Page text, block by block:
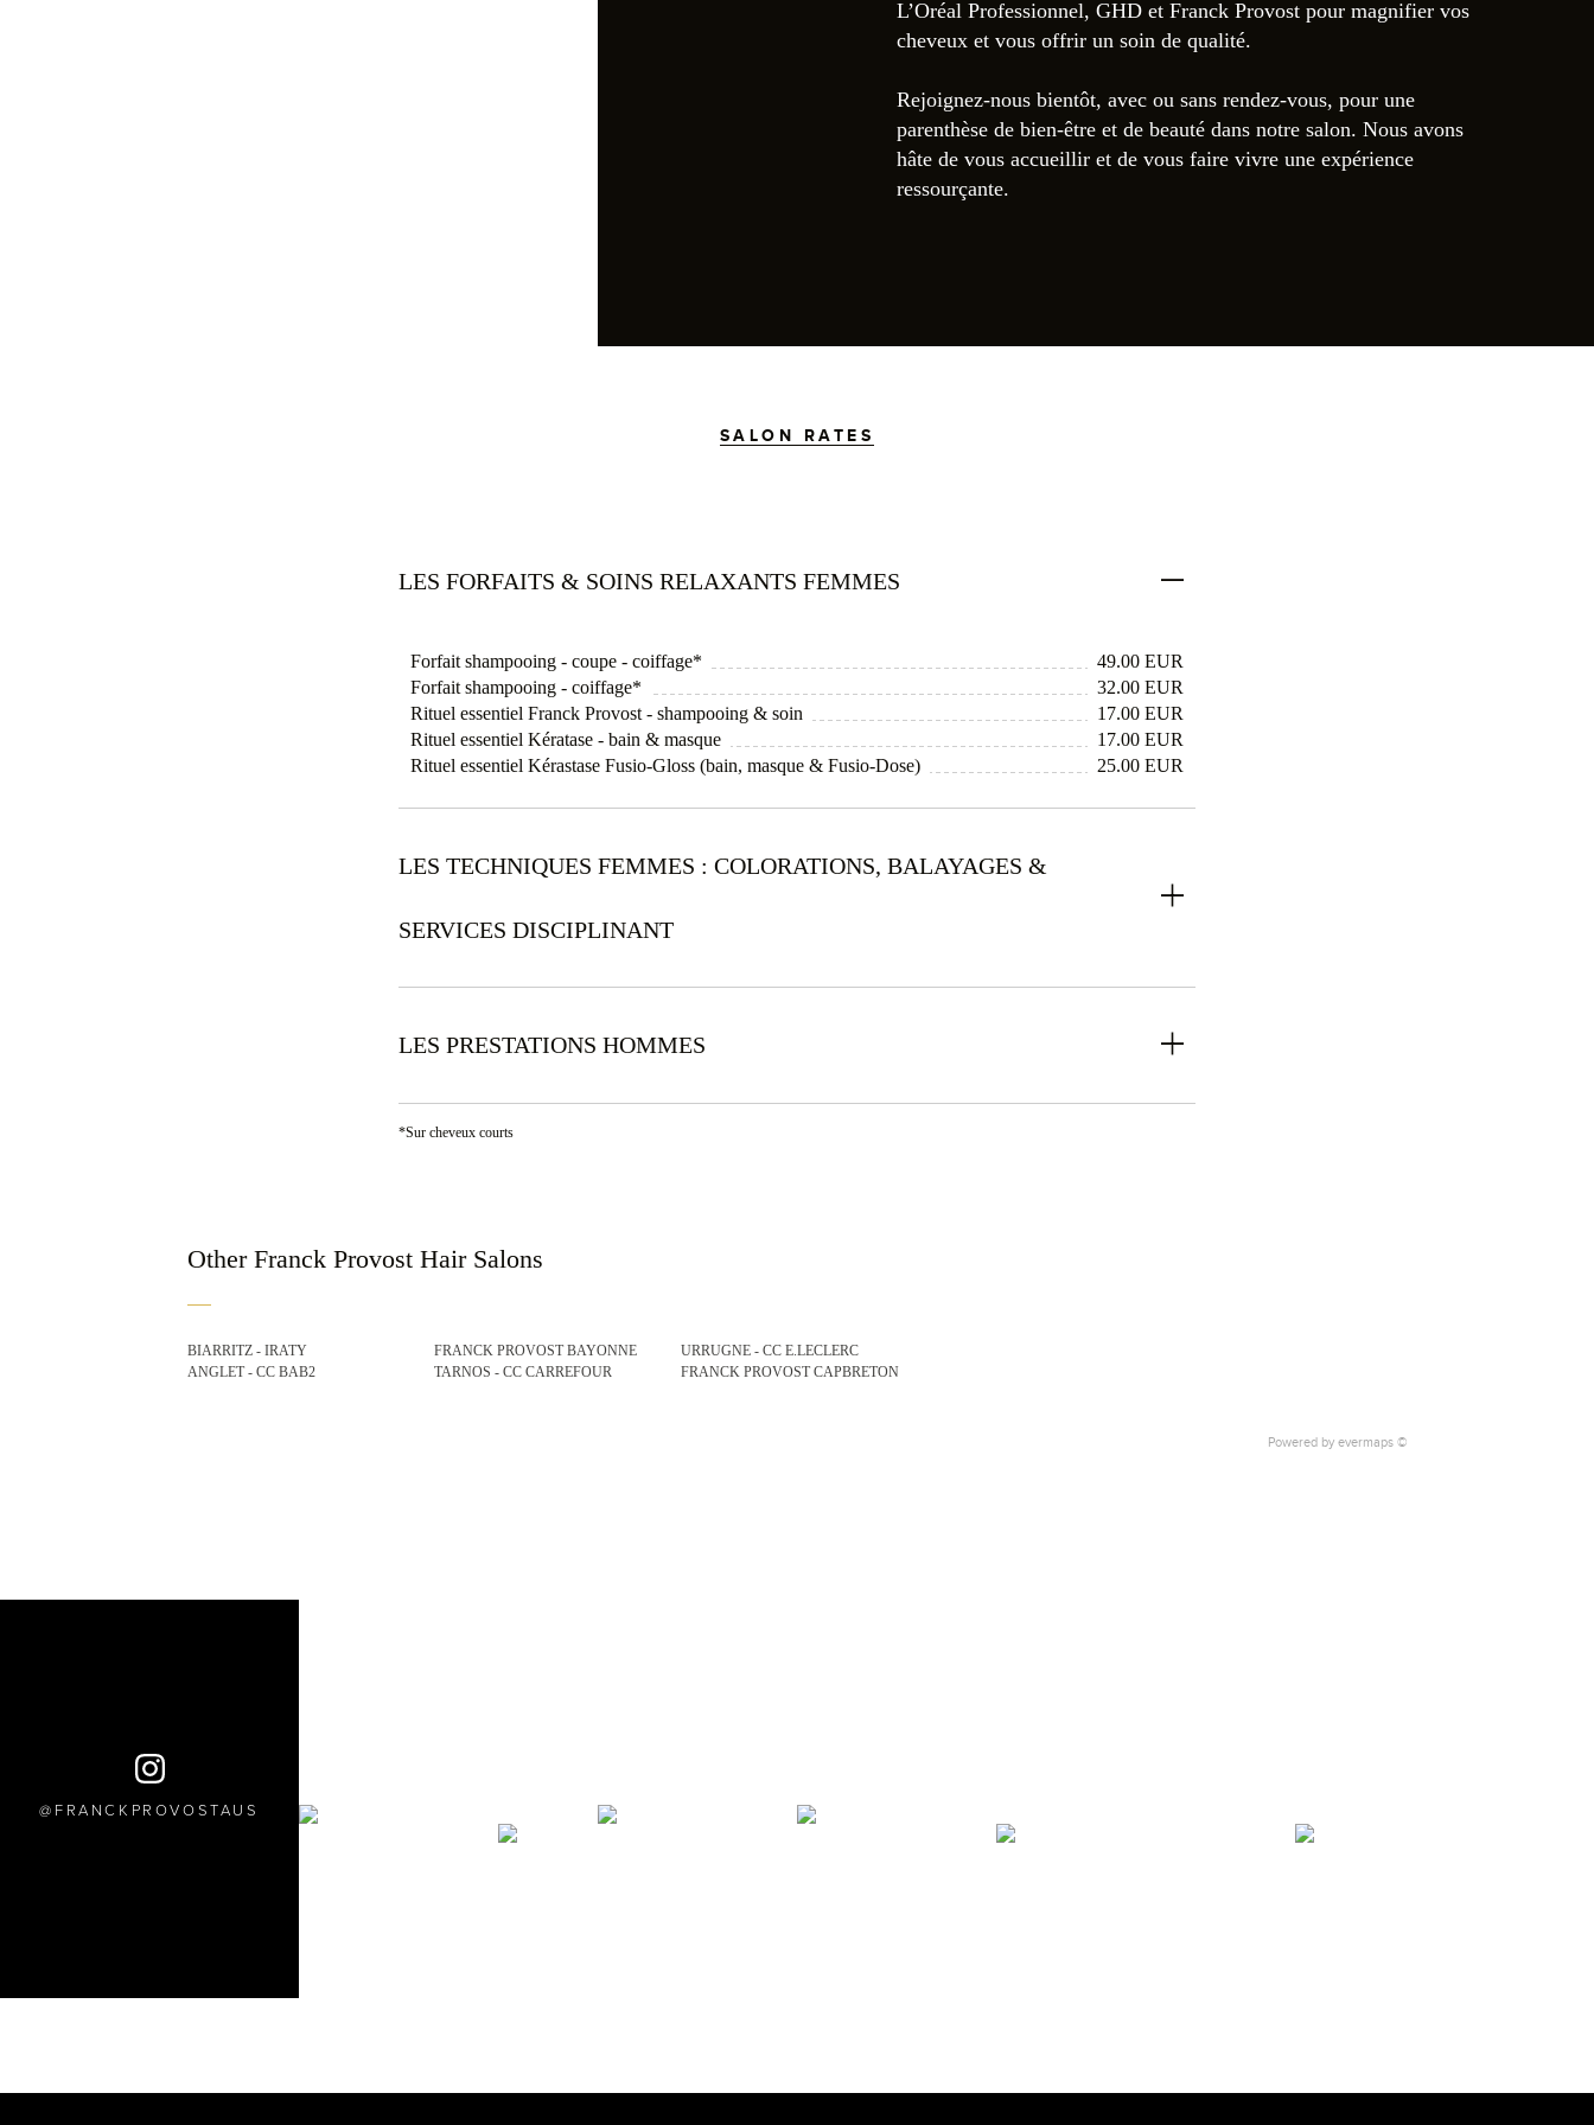
L’Oréal Professionnel, GHD et Franck Provost pour magnifier vos
cheveux et vous offrir un soin de qualité.
Rejoignez-nous bientôt, avec ou sans rendez-vous, pour une
parenthèse de bien-être et de beauté dans notre salon. Nous avons
hâte de vous accueillir et de vous faire vivre une expérience
ressourçante.
SALON RATES
LES FORFAITS & SOINS RELAXANTS FEMMES
Forfait shampooing - coupe - coiffage*
49.00 EUR
Forfait shampooing - coiffage*
32.00 EUR
Rituel essentiel Franck Provost - shampooing & soin
17.00 EUR
Rituel essentiel Kératase - bain & masque
17.00 EUR
Rituel essentiel Kérastase Fusio-Gloss (bain, masque & Fusio-Dose)
25.00 EUR
LES TECHNIQUES FEMMES : COLORATIONS, BALAYAGES &
SERVICES DISCIPLINANT
LES PRESTATIONS HOMMES
*Sur cheveux courts
Other Franck Provost Hair Salons
BIARRITZ - IRATY
ANGLET - CC BAB2
FRANCK PROVOST BAYONNE
TARNOS - CC CARREFOUR
URRUGNE - CC E.LECLERC
FRANCK PROVOST CAPBRETON
Powered by evermaps ©
FRANCKPROVOSTAUS